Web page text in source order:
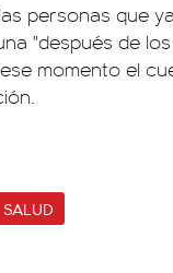
personas que
"después de
momento el
SALUD